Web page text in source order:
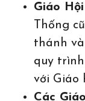
Giáo
Thống
thánh
quy
với Giáo
Các